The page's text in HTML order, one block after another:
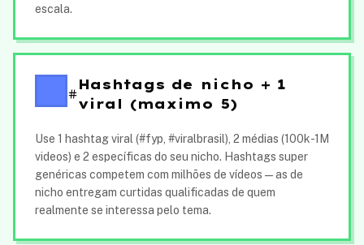
escala.
Hashtags de nicho + 1
viral (maximo 5)
Use 1 hashtag viral (#fyp, #viralbrasil), 2 médias (100k-1M
videos) e 2 específicas do seu nicho. Hashtags super
genéricas competem com milhões de vídeos — as de
nicho entregam curtidas qualificadas de quem
realmente se interessa pelo tema.